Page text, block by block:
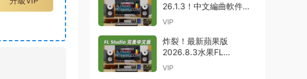
26.1.3！中文編曲軟件
Image-Line – FL Studio
Build 5570 All Plugins
WIN
VIP
炸裂！最新蘋果版
2026.8.3水果FL
26.1.3！中文編曲軟件
VIP